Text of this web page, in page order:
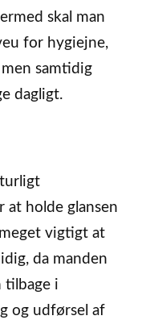
skal man
for hygiejne,
samtidig
dagligt.
at holde glansen
vigtigt at
da manden
tilbage i
og udførsel af